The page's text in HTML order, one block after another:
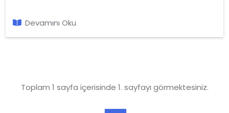
Devamını Oku
Toplam 1 sayfa içerisinde 1. sayfayı görmektesiniz.